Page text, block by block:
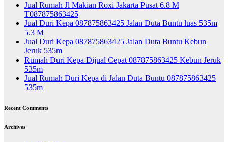
Jual Rumah Jl Makian Roxi Jakarta Pusat 6.8 M
T087875863425
Jual Duri Kepa 087875863425 Jalan Duta Buntu luas 535m
5.3 M
Jual Duri Kepa 087875863425 Jalan Duta Buntu Kebun
Jeruk 535m
Rumah Duri Kepa Dijual Cepat 087875863425 Kebun Jeruk
535m
Jual Rumah Duri Kepa di Jalan Duta Buntu 087875863425
535m
Recent Comments
Archives